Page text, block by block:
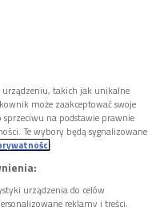
a
takich jak unikalne
może zaakceptować swoje
na podstawie prawnie
Te wybory będą sygnalizowane
urządzenia do celów
reklamy i treści,